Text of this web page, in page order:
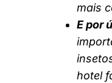
mais
E por
hotel